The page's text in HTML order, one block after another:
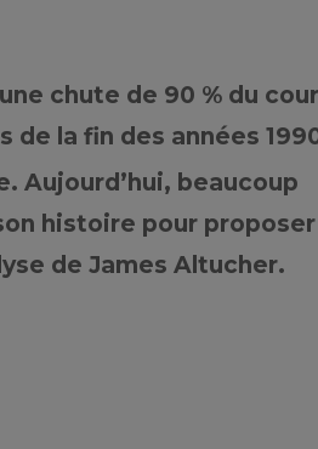
chute de 90 % du
la fin des années
Aujourd’hui, beaucoup
histoire pour proposer
de James Altucher.